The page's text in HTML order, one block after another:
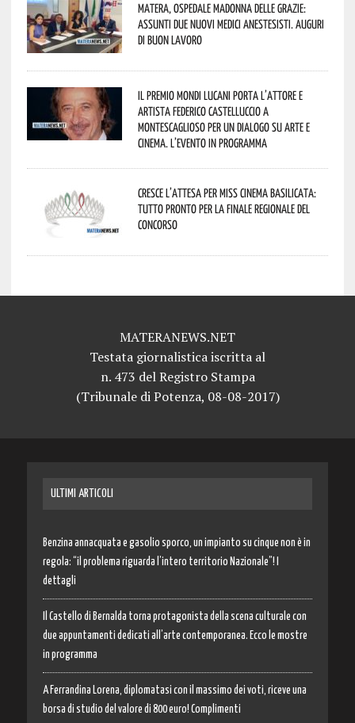
Matera, Ospedale Madonna delle Grazie:
assunti due nuovi medici anestesisti. Auguri
di buon lavoro
Il Premio Mondi Lucani porta l’attore e
artista Federico Castelluccio a
Montescaglioso per un dialogo su arte e
cinema. L’evento in programma
Cresce l’attesa per Miss Cinema Basilicata:
tutto pronto per la finale regionale del
concorso
MATERANEWS.NET
Testata giornalistica iscritta al
n. 473 del Registro Stampa
(Tribunale di Potenza, 08-08-2017)
ULTIMI ARTICOLI
Benzina annacquata e gasolio sporco, un impianto su cinque non è in
regola: “il problema riguarda l’intero territorio Nazionale”! I
dettagli
Il Castello di Bernalda torna protagonista della scena culturale con
due appuntamenti dedicati all’arte contemporanea. Ecco le mostre
in programma
A Ferrandina Lorena, diplomatasi con il massimo dei voti, riceve una
borsa di studio del valore di 800 euro! Complimenti